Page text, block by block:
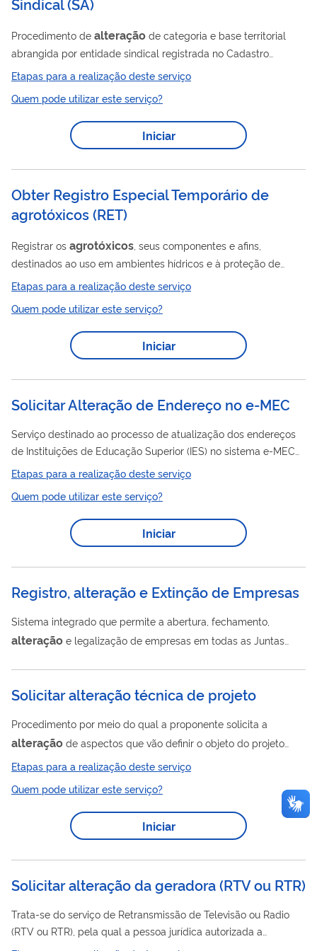
Procedimento de alteração de categoria e base territorial
abrangida por entidade sindical registrada no Cadastro
Nacional de Entidades Sindicais – CNES.
Etapas para a realização deste serviço
Quem pode utilizar este serviço?
Iniciar
Obter Registro Especial Temporário de
agrotóxicos(RET)
Registrar os agrotóxicos , seus componentes e afins,
destinados ao uso em ambientes hídricos e à proteção de
florestas nativas e outros ecossistemas, para pesquisa e
experimentação. Público alvo: pessoa física ou jurídica
Etapas para a realização deste serviço
Quem pode utilizar este serviço?
Iniciar
Solicitar Alteração de Endereço no e-MEC
Serviço destinado ao processo de atualização dos endereços
de Instituições de Educação Superior (IES) no sistema e-MEC
em quatro situações: ● Endereço extinto (quando o local não
principal); ● Mudança por prefeitura (ajuste de logradouro por
ação municipal); ● CEP inexistente (inclusão de CEP não
cadastrado). Observação: Para mudança de endereço de
Etapas para a realização deste serviço
Quem pode utilizar este serviço?
Iniciar
Registro, alteração e Extinção de Empresas
Sistema integrado que permite a abertura, fechamento,
alteração e legalização de empresas em todas as Juntas
Solicitar alteração técnica de projeto
Procedimento por meio do qual a proponente solicita a
alteração de aspectos que vão definir o objeto do projeto
audiovisual de competência da Agência Nacional do Cinema
modalidade (produção, desenvolvimento) e tipo
(ficção/doc/animação/reality/variedades) dentre outros,
desde que não descaracterizem integralmente a estrutura
projetos de fomento indireto, Fundo Setorial do...
Etapas para a realização deste serviço
Quem pode utilizar este serviço?
Iniciar
Solicitar alteração da geradora (RTV ou RTR)
Trata-se do serviço de Retransmissão de Televisão ou Radio
(RTV ou RTR), pela qual a pessoa jurídica autorizada a
executá-lo poderá substituir a geradora constante do ato de